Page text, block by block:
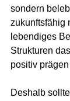
sondern
zukunftsfähig
lebendiges
Strukturen
positiv
Deshalb